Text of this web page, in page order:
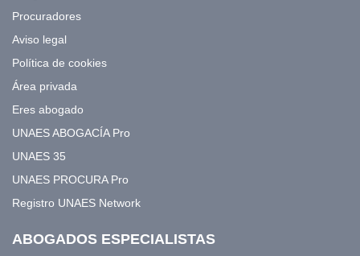
Procuradores
Aviso legal
Política de cookies
Área privada
Eres abogado
UNAES ABOGACÍA Pro
UNAES 35
UNAES PROCURA Pro
Registro UNAES Network
ABOGADOS ESPECIALISTAS